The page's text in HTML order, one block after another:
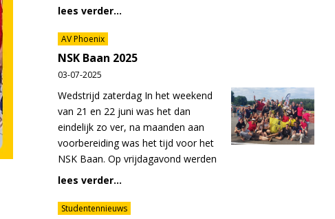
lees verder...
AV Phoenix
NSK Baan 2025
03-07-2025
Wedstrijd zaterdag In het weekend
van 21 en 22 juni was het dan
eindelijk zo ver, na maanden aan
voorbereiding was het tijd voor het
NSK Baan. Op vrijdagavond werden
lees verder...
Studentennieuws